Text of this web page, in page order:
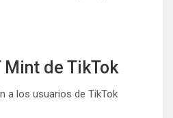
de TikTok
a los usuarios de TikTok